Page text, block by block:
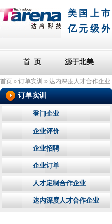
美国上市
亿元级
首 页 源于北美
首页 » 订单实训 » 达内深度人才合作企业
订单实训
登门企业
企业评价
企业招聘
企业订单
人才定制合作企业
达内深度人才合作企业